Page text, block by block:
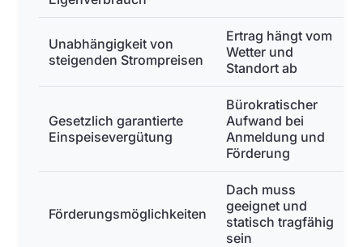
Unabhängigkeit von
steigenden Strompreisen
Ertrag hängt vom
Wetter und
Standort ab
Gesetzlich garantierte
Einspeisevergütung
Bürokratischer
Aufwand bei
Anmeldung und
Förderung
Förderungsmöglichkeiten
Dach muss
geeignet und
statisch tragfähig
sein